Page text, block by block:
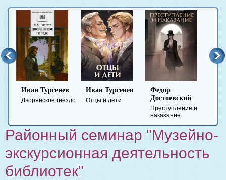
Иван Тургенев
Дворянское гнездо
Иван Тургенев
Отцы и дети
Федор
Достоевский
Преступление и
наказание
Районный семинар "Музейно-
экскурсионная деятельность
библиотек"